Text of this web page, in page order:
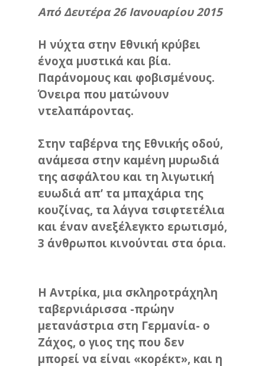
Από Δευτέρα 26 Ιανουαρίου 2015
Η νύχτα στην Εθνική κρύβει
ένοχα μυστικά και βία.
Παράνομους και φοβισμένους.
Όνειρα που ματώνουν
ντελαπάροντας.
Στην ταβέρνα της Εθνικής οδού,
ανάμεσα στην καμένη μυρωδιά
της ασφάλτου και τη λιγωτική
ευωδιά απ’ τα μπαχάρια της
κουζίνας, τα λάγνα τσιφτετέλια
και έναν ανεξέλεγκτο ερωτισμό,
3 άνθρωποι κινούνται στα όρια.
Η Αντρίκα, μια σκληροτράχηλη
ταβερνιάρισσα -πρώην
μετανάστρια στη Γερμανία- ο
Ζάχος, ο γιος της που δεν
μπορεί να είναι «κορέκτ», και η